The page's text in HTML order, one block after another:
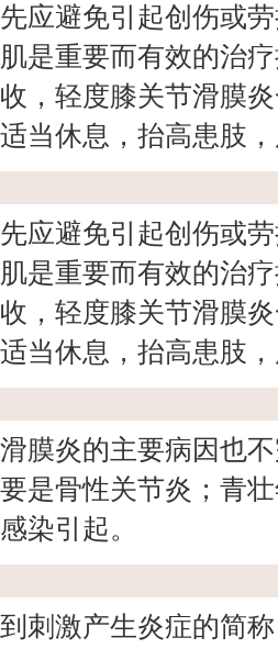
应避免引起创伤或
是重要而有效的治
，轻度膝关节滑膜
当休息，抬高患肢
应避免引起创伤或
是重要而有效的治
，轻度膝关节滑膜
当休息，抬高患肢
膜炎的主要病因也
是骨性关节炎；青
染引起。
刺激产生炎症的简